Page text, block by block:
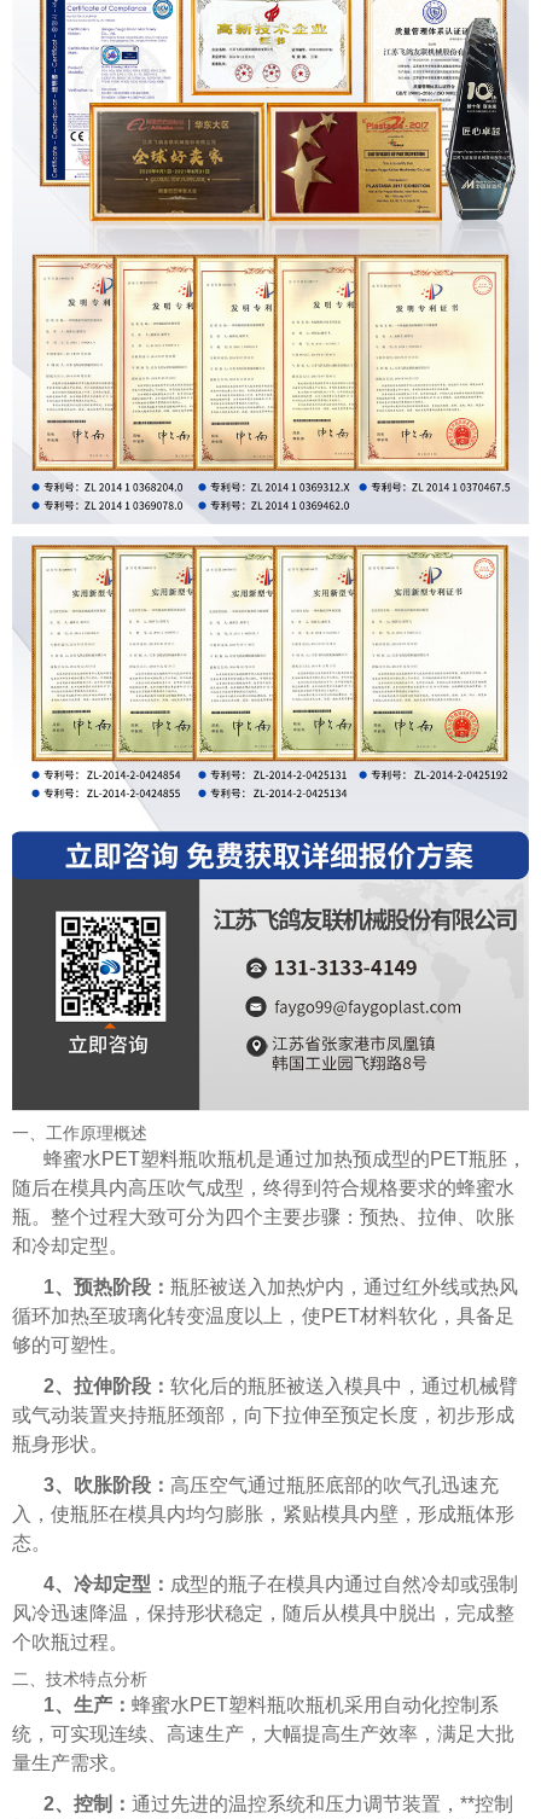
一、工作原理概述
蜂蜜水PET塑料瓶吹瓶机是通过加热预成型的PET瓶胚，
随后在模具内高压吹气成型，终得到符合规格要求的蜂蜜水
瓶。整个过程大致可分为四个主要步骤：预热、拉伸、吹胀
和冷却定型。
1、预热阶段： 瓶胚被送入加热炉内，通过红外线或热风
循环加热至玻璃化转变温度以上，使PET材料软化，具备足
够的可塑性。
2、拉伸阶段： 软化后的瓶胚被送入模具中，通过机械臂
或气动装置夹持瓶胚颈部，向下拉伸至预定长度，初步形成
瓶身形状。
3、吹胀阶段： 高压空气通过瓶胚底部的吹气孔迅速充
入，使瓶胚在模具内均匀膨胀，紧贴模具内壁，形成瓶体形
态。
4、冷却定型： 成型的瓶子在模具内通过自然冷却或强制
风冷迅速降温，保持形状稳定，随后从模具中脱出，完成整
个吹瓶过程。
二、技术特点分析
1、生产： 蜂蜜水PET塑料瓶吹瓶机采用自动化控制系
统，可实现连续、高速生产，大幅提高生产效率，满足大批
量生产需求。
2、控制： 通过先进的温控系统和压力调节装置，**控制